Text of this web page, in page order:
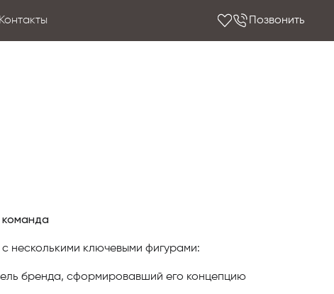
Контакты Позвонить
с несколькими ключевыми фигурами:
бренда, сформировавший его концепцию